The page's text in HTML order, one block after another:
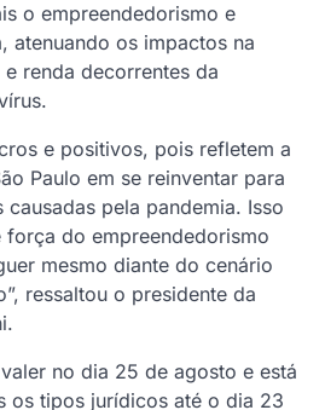
o empreendedorismo e
atenuando os impactos na
renda decorrentes da
e positivos, pois refletem a
Paulo em se reinventar para
pela pandemia. Isso
força do empreendedorismo
mesmo diante do cenário
ressaltou o presidente da
no dia 25 de agosto e está
os tipos jurídicos até o dia 23